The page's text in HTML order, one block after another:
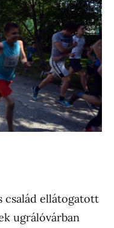
család ellátogatott
ugrálóvárban